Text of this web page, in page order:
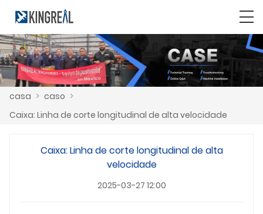
casa > caso >
Caixa: Linha de corte longitudinal de alta velocidade
Caixa: Linha de corte longitudinal de alta
velocidade
2025-03-27 12:00